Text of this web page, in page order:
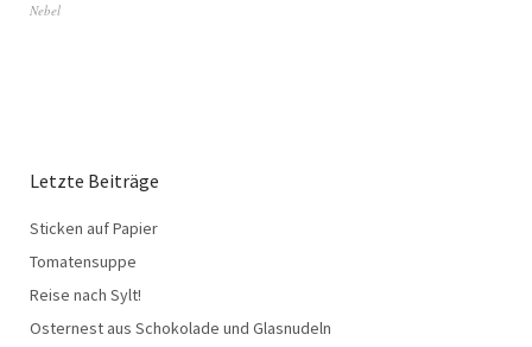
Nebel
Letzte Beiträge
Sticken auf Papier
Tomatensuppe
Reise nach Sylt!
Osternest aus Schokolade und Glasnudeln